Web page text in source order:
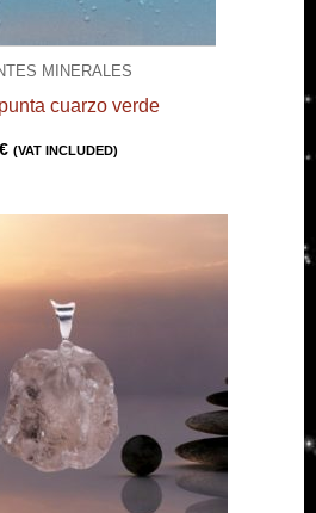
MINERALES
cuarzo verde
€ (VAT INCLUDED)